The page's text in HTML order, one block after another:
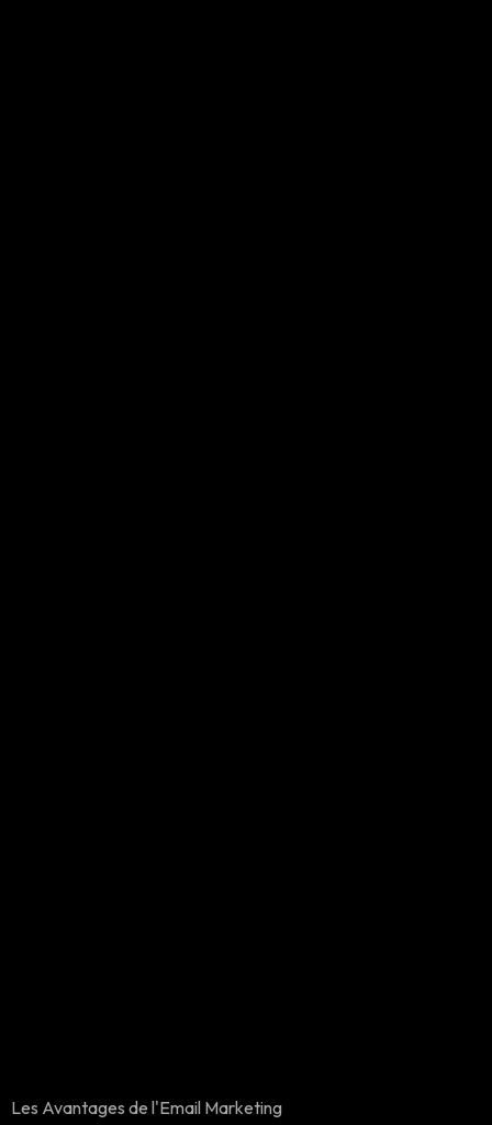
Les Avantages de l'Email Marketing